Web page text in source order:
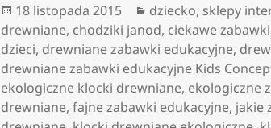
Data
publikacji
18 listopada 2015 Kategorie
dziecko, sklepy
drewniane, chodziki janod, ciekawe
dzieci, drewniane zabawki edukacyjne,
drewniane zabawki edukacyjne Kids
ekologiczne klocki drewniane, ekologiczne
drewniane,fajne zabawki edukacyjne, jakie